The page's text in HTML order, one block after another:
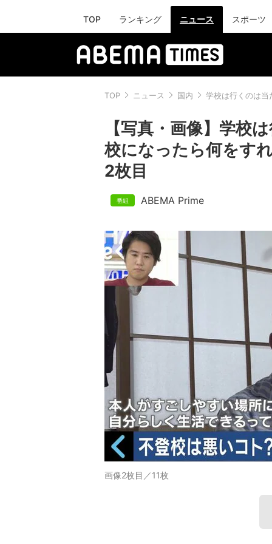
TOP ランキング ニュース スポーツ
TOP ニュース 国内 学校は行くのは当
【写真・画像】学校
校になったら何をす
2枚目
ABEMA Prime
画像2枚目／11枚